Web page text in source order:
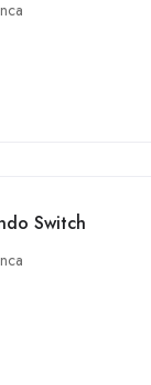
Switch